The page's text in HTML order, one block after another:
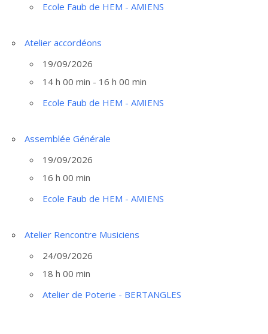
Ecole Faub de HEM - AMIENS
Atelier accordéons
19/09/2026
14 h 00 min - 16 h 00 min
Ecole Faub de HEM - AMIENS
Assemblée Générale
19/09/2026
16 h 00 min
Ecole Faub de HEM - AMIENS
Atelier Rencontre Musiciens
24/09/2026
18 h 00 min
Atelier de Poterie - BERTANGLES